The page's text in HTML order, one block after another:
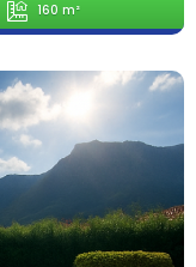
160 m²